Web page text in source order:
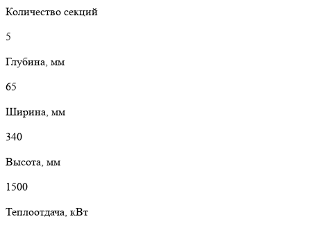
Количество секций
5
Глубина, мм
65
Ширина, мм
340
Высота, мм
1500
Теплоотдача, кВт